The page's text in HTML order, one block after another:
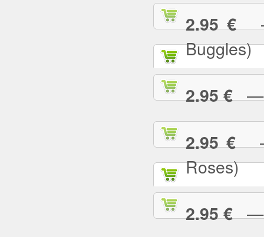
2.95 €—
Buggles)
2.95 €—
2.95 €—
Roses)
2.95 €—